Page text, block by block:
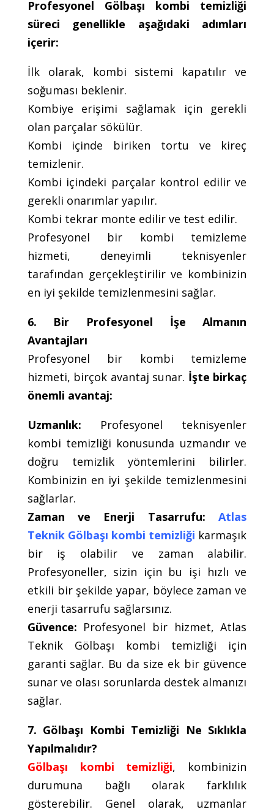
Profesyonel Gölbaşı kombi temizliği
süreci genellikle aşağıdaki adımları
içerir:
İlk olarak, kombi sistemi kapatılır ve
soğuması beklenir.
Kombiye erişimi sağlamak için gerekli
olan parçalar sökülür.
Kombi içinde biriken tortu ve kireç
temizlenir.
Kombi içindeki parçalar kontrol edilir ve
gerekli onarımlar yapılır.
Kombi tekrar monte edilir ve test edilir.
Profesyonel bir kombi temizleme
hizmeti, deneyimli teknisyenler
tarafından gerçekleştirilir ve kombinizin
en iyi şekilde temizlenmesini sağlar.
6. Bir Profesyonel İşe Almanın
Avantajları
Profesyonel bir kombi temizleme
hizmeti, birçok avantaj sunar. İşte birkaç
önemli avantaj:
Uzmanlık: Profesyonel teknisyenler
kombi temizliği konusunda uzmandır ve
doğru temizlik yöntemlerini bilirler.
Kombinizin en iyi şekilde temizlenmesini
sağlarlar.
Zaman ve Enerji Tasarrufu:
Atlas
Teknik Gölbaşı kombi temizliği karmaşık
bir iş olabilir ve zaman alabilir.
Profesyoneller, sizin için bu işi hızlı ve
etkili bir şekilde yapar, böylece zaman ve
enerji tasarrufu sağlarsınız.
Güvence: Profesyonel bir hizmet, Atlas
Teknik Gölbaşı kombi temizliği için
garanti sağlar. Bu da size ek bir güvence
sunar ve olası sorunlarda destek almanızı
sağlar.
7. Gölbaşı Kombi Temizliği Ne Sıklıkla
Yapılmalıdır?
Gölbaşı kombi temizliği, kombinizin
durumuna bağlı olarak farklılık
gösterebilir. Genel olarak, uzmanlar